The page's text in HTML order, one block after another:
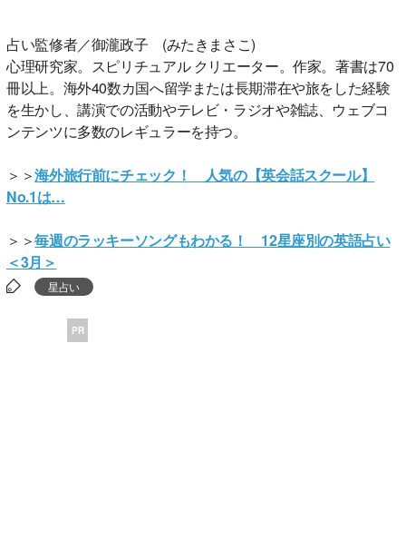
占い監修者／御瀧政子 (みたきまさこ)
心理研究家。スピリチュアル クリエーター。作家。著書は70
冊以上。海外40数カ国へ留学または長期滞在や旅をした経験
を生かし、講演での活動やテレビ・ラジオや雑誌、ウェブコ
ンテンツに多数のレギュラーを持つ。
＞＞海外旅行前にチェック！ 人気の【英会話スクール】
No.1は…
＞＞毎週のラッキーソングもわかる！ 12星座別の英語占い
＜3月＞
星占い
PR